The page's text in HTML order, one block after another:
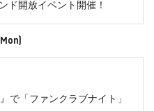
ド開放イベント開催！
で「ファンクラブナイト」